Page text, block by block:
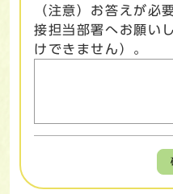
（注意）お答えが必
接担当部署へお願い
けできません）。